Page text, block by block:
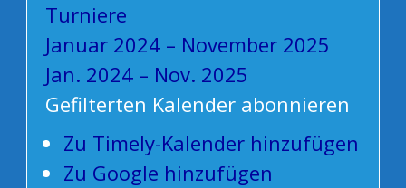
Turniere
Januar 2024 – November 2025
Jan. 2024 – Nov. 2025
Gefilterten Kalender abonnieren
Zu Timely-Kalender hinzufügen
Zu Google hinzufügen